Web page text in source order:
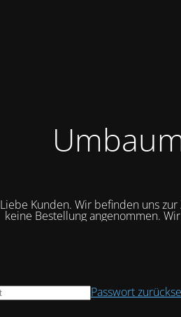
Liebe Kunden. Wir befinden uns
keine Bestellung angenommen.
Passwort